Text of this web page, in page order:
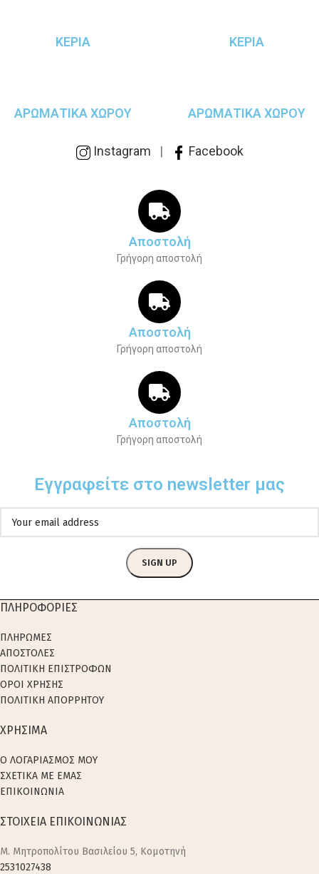
ΚΕΡΙΑ ΚΕΡΙΑ
ΑΡΩΜΑΤΙΚΑ ΧΩΡΟΥ ΑΡΩΜΑΤΙΚΑ ΧΩΡΟΥ
Instagram | Facebook
Αποστολή
Γρήγορη αποστολή
Αποστολή
Γρήγορη αποστολή
Αποστολή
Γρήγορη αποστολή
Εγγραφείτε στο newsletter μας
ΠΛΗΡΟΦΟΡΙΕΣ
ΠΛΗΡΩΜΕΣ
ΑΠΟΣΤΟΛΕΣ
ΠΟΛΙΤΙΚΗ ΕΠΙΣΤΡΟΦΩΝ
ΟΡΟΙ ΧΡΗΣΗΣ
ΠΟΛΙΤΙΚΗ ΑΠΟΡΡΗΤΟΥ
ΧΡΗΣΙΜΑ
Ο ΛΟΓΑΡΙΑΣΜΟΣ ΜΟΥ
ΣΧΕΤΙΚΑ ΜΕ ΕΜΑΣ
ΕΠΙΚΟΙΝΩΝΙΑ
ΣΤΟΙΧΕΙΑ ΕΠΙΚΟΙΝΩΝΙΑΣ
M. Μητροπολίτου Βασιλείου 5, Κομοτηνή
2531027438